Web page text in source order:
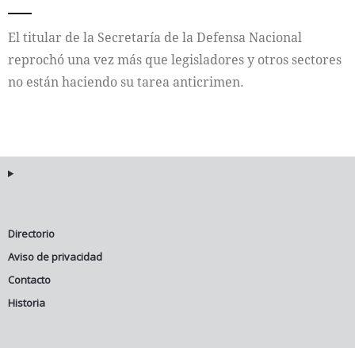
Cultura
El titular de la Secretaría de la Defensa Nacional
reprochó una vez más que legisladores y otros sectores
no están haciendo su tarea anticrimen.
Directorio
Aviso de privacidad
Contacto
Historia